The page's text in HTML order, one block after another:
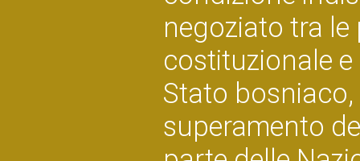
negoziato tra
costituzionale
Stato
superamento